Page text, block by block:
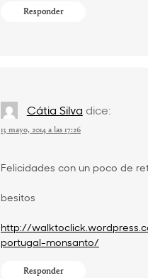
Responder
Cátia Silva dice:
13 mayo, 2014 a las 17:26
Felicidades con un poco de
besitos
http://
portugal-monsanto/
Responder